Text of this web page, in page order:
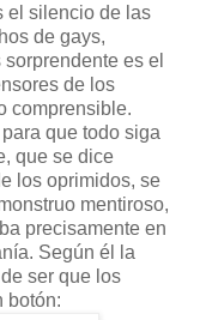
el silencio de las
de gays,
es el
de los
comprensible.
que todo siga
que se dice
los oprimidos, se
mentiroso,
precisamente en
Según él la
ser que los
botón: